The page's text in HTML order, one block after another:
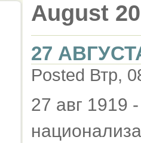
August
27
Posted Втр,
27 авг 1919